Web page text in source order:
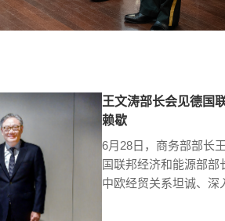
王文涛部长会见德国
赖歇
6月28日，商务部部长
国联邦经济和能源部
中欧经贸关系坦诚、深